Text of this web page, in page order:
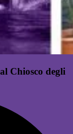
Chiosco degli